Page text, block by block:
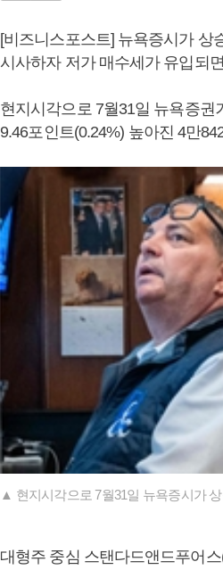
[비즈니스포스트] 뉴욕증시가 상
시사하자 저가 매수세가 유입되
현지시각으로 7월31일 뉴욕증
9.46포인트(0.24%) 높아진 4만
▲ 현지시각으로 7월31일 뉴욕증시가
대형주 중심 스탠다드앤드푸어